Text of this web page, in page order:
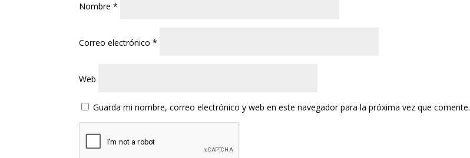
Nombre*
Correo electrónico*
Web
Guarda mi nombre, correo electrónico y web en este navegador para la próxima vez que comente.